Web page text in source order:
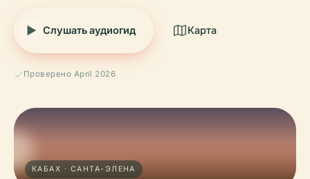
Слушать аудиогид Карта
Проверено April 2026
КАБАХ · САНТА-ЭЛЕНА